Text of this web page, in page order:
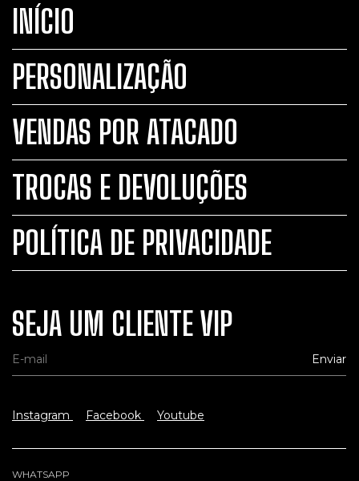
INÍCIO
PERSONALIZAÇÃO
VENDAS POR ATACADO
TROCAS E DEVOLUÇÕES
POLÍTICA DE PRIVACIDADE
SEJA UM CLIENTE VIP
Instagram Facebook Youtube
WHATSAPP